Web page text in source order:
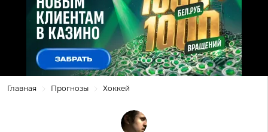
Главная Прогнозы Хоккей